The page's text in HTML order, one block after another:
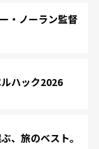
・ノーラン監督
ハック2026
、旅のベスト。